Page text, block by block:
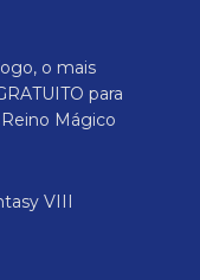
o mais
para
Mágico
VIII